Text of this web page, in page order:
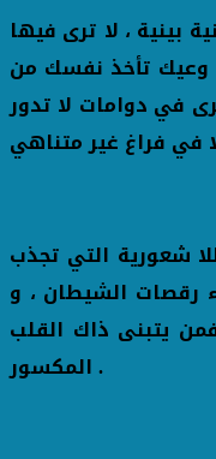
بينية ، لا ترى فيها
وعيك تأخذ نفسك من
في دوامات لا تدور
شعورية التي تجذب
رقصات الشيطان ، و
يتبنى ذاك القلب
المكسور .